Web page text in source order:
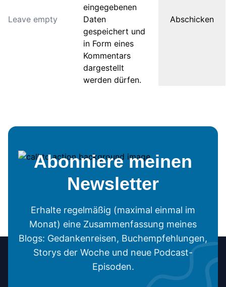
eingegebenen
Daten
gespeichert und
in Form eines
Kommentars
dargestellt
werden dürfen.
Abonniere meinen
Newsletter
Erhalte regelmäßig (maximal einmal im
Monat) eine Zusammenfassung meines
Blogs: Gedankenreisen, Buchempfehlungen,
Storys der Woche und neue Podcast-
Episoden.